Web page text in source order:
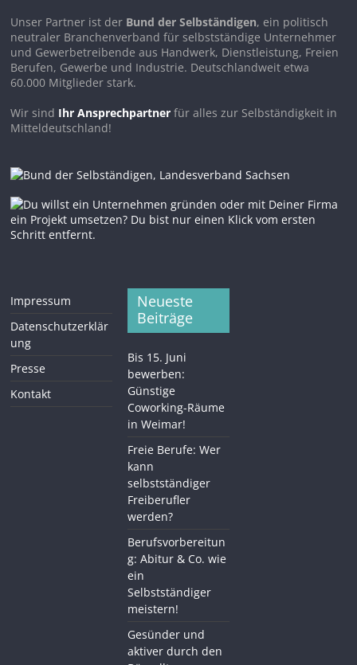
Unser Partner ist der Bund der Selbständigen, ein politisch
neutraler Branchenverband für selbstständige Unternehmer
und Gewerbetreibende aus Handwerk, Dienstleistung, Freien
Berufen, Gewerbe und Industrie. Deutschlandweit etwa
60.000 Mitglieder stark.
Wir sind Ihr Ansprechpartner für alles zur Selbständigkeit in
Mitteldeutschland!
Impressum
Datenschutzerklär
ung
Presse
Kontakt
Neueste
Beiträge
Bis 15. Juni
bewerben:
Günstige
Coworking-Räume
in Weimar!
Freie Berufe: Wer
kann
selbstständiger
Freiberufler
werden?
Berufsvorbereitun
g: Abitur & Co. wie
ein
Selbstständiger
meistern!
Gesünder und
aktiver durch den